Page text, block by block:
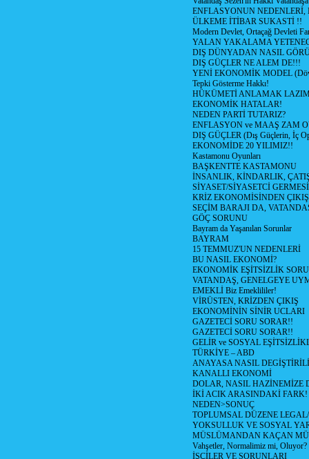
ENFLASYONUN NEDENLERİ,
ÜLKEME İTİBAR SUKASTİ !!
Modern Devlet, Ortaçağ Devleti
YALAN YAKALAMA
DIŞ DÜNYADAN NASIL
DIŞ GÜÇLER NE ALEM DE!!!
YENİ EKONOMİK MODEL
Tepki Gösterme Hakkı!
HÜKÜMETİ ANLAMAK
EKONOMİK HATALAR!
NEDEN PARTİ TUTARIZ?
ENFLASYON ve MAAŞ ZAM
DIŞ GÜÇLER (Dış Güçlerin, İç
EKONOMİDE 20 YILIMIZ!!
Kastamonu Oyunları
BAŞKENTTE KASTAMONU
İNSANLIK, KİNDARLIK,
SİYASET/SİYASETCİ
KRİZ EKONOMİSİNDEN ÇIKIŞ
SEÇİM BARAJI DA,
GÖÇ SORUNU
Bayram da Yaşanılan Sorunlar
BAYRAM
15 TEMMUZ'UN NEDENLERİ
BU NASIL EKONOMİ?
EKONOMİK EŞİTSİZLİK
VATANDAŞ, GENELGEYE
EMEKLİ Biz Emeklililer!
VİRÜSTEN, KRİZDEN ÇIKIŞ
EKONOMİNİN SİNİR UCLARI
GAZETECİ SORU SORAR!!
GAZETECİ SORU SORAR!!
GELİR ve SOSYAL
TÜRKİYE – ABD
ANAYASA NASIL
KANALLI EKONOMİ
DOLAR, NASIL HAZİNEMİZE
İKİ ACIK ARASINDAKİ FARK!
NEDEN>SONUÇ
TOPLUMSAL DÜZENE
YOKSULLUK VE SOSYAL
MÜSLÜMANDAN KAÇAN
Vahşetler, Normalimiz mi, Oluyor?
İŞÇİLER VE SORUNLARI